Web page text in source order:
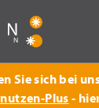
Sie sich bei
Plus -